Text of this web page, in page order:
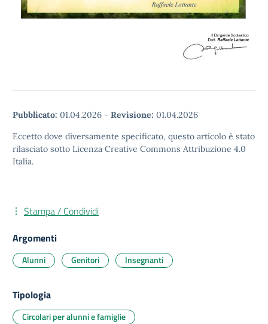
Pubblicato: 01.04.2026 - Revisione: 01.04.2026
Eccetto dove diversamente specificato, questo articolo è stato
rilasciato sotto Licenza Creative Commons Attribuzione 4.0
Italia.
Stampa / Condividi
Argomenti
Alunni Genitori Insegnanti
Tipologia
Circolari per alunni e famiglie